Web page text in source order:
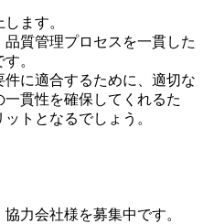
ます。
質管理プロセスを一貫した
。
に適合するために、適切な
貫性を確保してくれるた
トとなるでしょう。
力会社様を募集中です。